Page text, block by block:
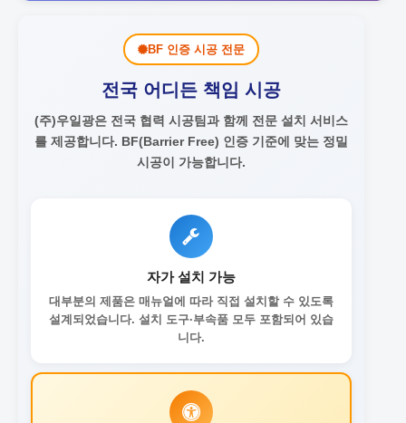
BF 인증 시공 전문
전국 어디든 책임 시공
(주)우일광은 전국 협력 시공팀과 함께 전문 설치 서비스
를 제공합니다. BF(Barrier Free) 인증 기준에 맞는 정밀
시공이 가능합니다.
자가 설치 가능
대부분의 제품은 매뉴얼에 따라 직접 설치할 수 있도록
설계되었습니다. 설치 도구·부속품 모두 포함되어 있습
니다.